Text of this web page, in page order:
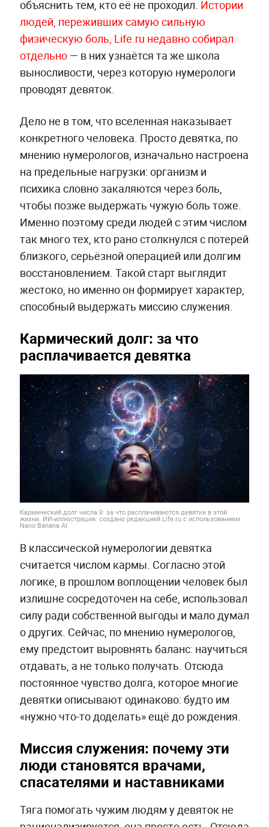
объяснить тем, кто её не проходил. Истории
людей, переживших самую сильную
физическую боль, Life.ru недавно собирал
отдельно— в них узнаётся та же школа
выносливости, через которую нумерологи
проводят девяток.
Дело не в том, что вселенная наказывает
конкретного человека. Просто девятка, по
мнению нумерологов, изначально настроена
на предельные нагрузки: организм и
психика словно закаляются через боль,
чтобы позже выдержать чужую боль тоже.
Именно поэтому среди людей с этим числом
так много тех, кто рано столкнулся с потерей
близкого, серьёзной операцией или долгим
восстановлением. Такой старт выглядит
жестоко, но именно он формирует характер,
способный выдержать миссию служения.
Кармический долг: за что
расплачивается девятка
Кармический долг числа 9: за что расплачиваются девятки в этой
жизни. ИИ-иллюстрация: создано редакцией Life.ru с использованием
Nano Banana AI
В классической нумерологии девятка
считается числом кармы. Согласно этой
логике, в прошлом воплощении человек был
излишне сосредоточен на себе, использовал
силу ради собственной выгоды и мало думал
о других. Сейчас, по мнению нумерологов,
ему предстоит выровнять баланс: научиться
отдавать, а не только получать. Отсюда
постоянное чувство долга, которое многие
девятки описывают одинаково: будто им
«нужно что-то доделать» ещё до рождения.
Миссия служения: почему эти
люди становятся врачами,
спасателями и наставниками
Тяга помогать чужим людям у девяток не